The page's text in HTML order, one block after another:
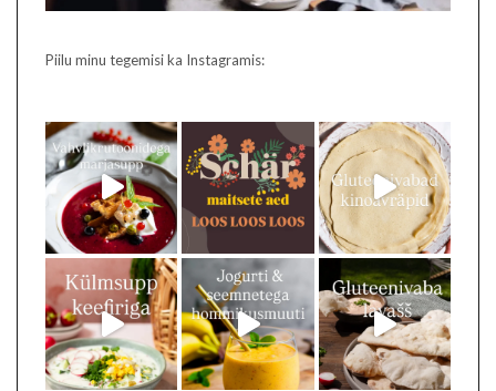
Piilu minu tegemisi ka Instagramis: